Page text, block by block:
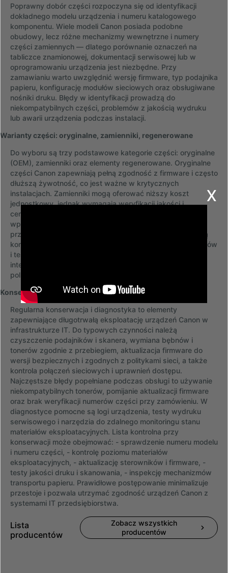
Poprawny dobór części rozpoczyna się od identyfikacji
dokładnego modelu urządzenia i numeru katalogowego
komponentu. Wiele modeli Canon posiada podobne
obudowy, lecz różne mechanizmy wewnętrzne i numery
części zamiennych — dlatego porównanie oznaczeń na
tabliczce znamionowej, dokumentacji serwisowej lub w
oprogramowaniu urządzenia jest niezbędne. Przy
zamawianiu warto uwzględnić wersję firmware, typ podajnika
papieru, konfigurację modułów sieciowych oraz obsługiwane
nośniki druku. Błędy w identyfikacji prowadzą do
niekompatybilnych części, problemów z jakością wydruku
lub awarii urządzenia podczas instalacji.
Warianty części: oryginalne, zamienniki, regenerowane
Do wyboru są trzy podstawowe kategorie części: oryginalne
(OEM), zamienniki oraz elementy regenerowane. Oryginalne
części Canon zapewniają pełną zgodność z firmware i często
dłuższą żywotność, co jest ważne w krytycznych
instalacjach. Zamienniki mogą oferować niższy koszt
jednostkowy, jednak wymagają weryfikacji jakości i
certyfikatów kompatybilności; niektóre zamienniki mogą
wpływać na parametry wydruku lub skracać czas między
przeglądami serwisowymi. Części regenerowane stanowią
kompromis — poddane są wymianie zużywalnych elementów
i testom jakości. Przy doborze należy uwzględnić
intensywność użytkowania, warunki środowiskowe oraz
politykę serwisową organizacji.
Konserwacja, diagnostyka i najczęstsze błędy
Regularna konserwacja i diagnostyka to elementy
zapewniające długotrwałą eksploatację urządzeń Canon w
infrastrukturze IT. Do typowych czynności należą
czyszczenie podajników i skanera, wymiana bębnów i
tonerów zgodnie z przebiegiem, aktualizacja firmware do
wersji bezpiecznych i zgodnych z politykami sieci, a także
kontrola połączeń sieciowych i uprawnień dostępu.
Najczęstsze błędy popełniane podczas obsługi to używanie
niekompatybilnych tonerów, pomijanie aktualizacji firmware
oraz brak weryfikacji numerów części przy zamówieniu. W
diagnostyce pomocne są logi urządzenia, testy wydruku
serwisowego i narzędzia do zdalnego monitoringu stanu
materiałów eksploatacyjnych. Lista kontrolna przy
konserwacji może obejmować: - sprawdzenie numeru modelu
i numeru części, - kontrolę poziomu materiałów
eksploatacyjnych, - aktualizację sterowników i firmware, -
testy jakości druku i skanowania, - inspekcję mechanizmów
transportu papieru. Prawidłowe postępowanie minimalizuje
przestoje i pozwala utrzymać zgodność urządzeń Canon z
systemami IT przedsiębiorstwa.
Lista
producentów
Zobacz wszystkich
producentów
x